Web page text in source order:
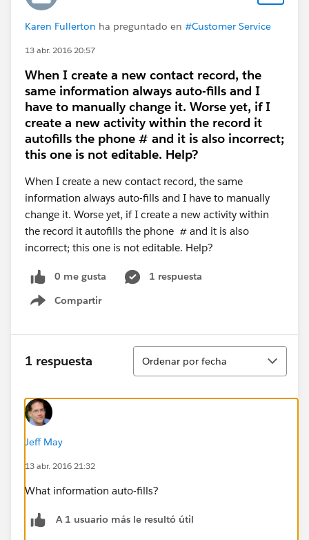
Karen Fullerton ha preguntado en #Customer Service
13 abr. 2016 20:57
When I create a new contact record, the
same information always auto-fills and I
have to manually change it. Worse yet, if I
create a new activity within the record it
autofills the phone # and it is also incorrect;
this one is not editable. Help?
When I create a new contact record, the same
information always auto-fills and I have to manually
change it. Worse yet, if I create a new activity within
the record it autofills the phone # and it is also
incorrect; this one is not editable. Help?
0 me gusta
1 respuesta
Compartir
Show menu
1 respuesta
Ordenar
Ordenar por fecha
Jeff May
13 abr. 2016 21:32
What information auto-fills?
A 1 usuario más le resultó útil